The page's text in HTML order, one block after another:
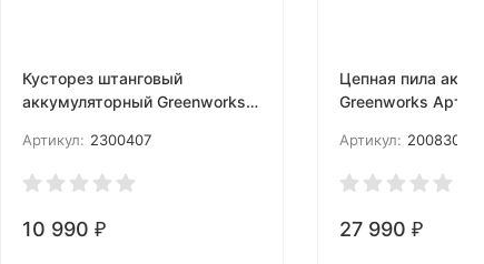
Кусторез штанговый
аккумуляторный Greenworks
АКБ и ЗУ
Артикул: 2300407
10 990 ₽
Цепная пила
Greenworks Арт.
АКБ и ЗУ
Артикул: 2008307
27 990 ₽